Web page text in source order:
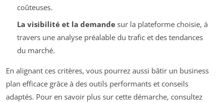
coûteuses.
La visibilité et la demandesur la plateforme choisie, à
travers une analyse préalable du trafic et des tendances
du marché.
En alignant ces critères, vous pourrez aussi bâtir un business
plan efficace grâce à des outils performants et conseils
adaptés. Pour en savoir plus sur cette démarche, consultez